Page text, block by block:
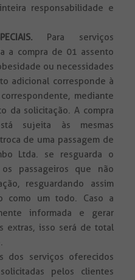
responsabilidade e
Para serviços
a compra de 01 assento
ou necessidades
adicional corresponde à
mediante
da solicitação. A compra
sujeita às mesmas
de uma passagem de
Ltda. se resguarda o
passageiros que não
resguardando assim
como um todo. Caso a
informada e gerar
extras, isso será de total
dos serviços oferecidos
pelos clientes